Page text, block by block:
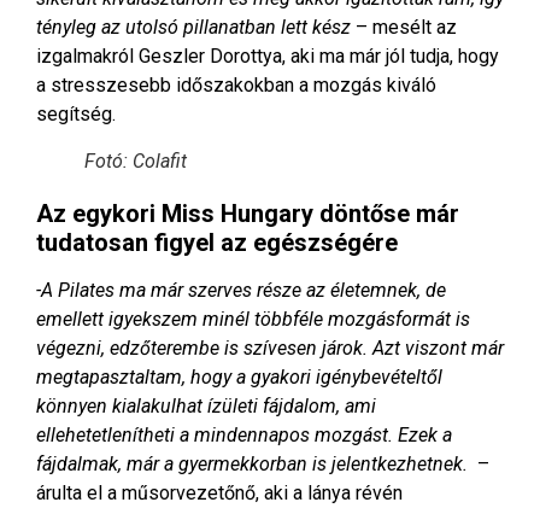
tényleg az utolsó pillanatban lett kész – mesélt az
izgalmakról Geszler Dorottya, aki ma már jól tudja, hogy
a stresszesebb időszakokban a mozgás kiváló
segítség.
Fotó: Colafit
Az egykori Miss Hungary döntőse már
tudatosan figyel az egészségére
-A Pilates ma már szerves része az életemnek, de
emellett igyekszem minél többféle mozgásformát is
végezni, edzőterembe is szívesen járok. Azt viszont már
megtapasztaltam, hogy a gyakori igénybevételtől
könnyen kialakulhat ízületi fájdalom, ami
ellehetetlenítheti a mindennapos mozgást. Ezek a
fájdalmak, már a gyermekkorban is jelentkezhetnek. –
árulta el a műsorvezetőnő, aki a lánya révén